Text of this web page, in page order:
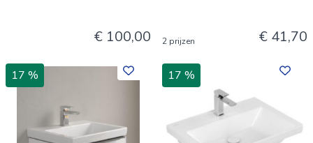
€ 100,00 2 prijzen € 41,70
17 % 17 %